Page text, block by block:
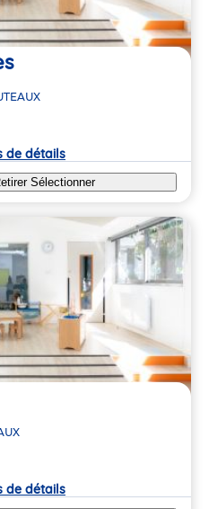
de détails
Sélectionner
de détails